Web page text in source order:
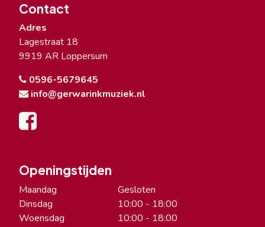
Contact
Adres
Lagestraat 18
9919 AR Loppersum
0596-5679645
info@gerwarinkmuziek.nl
Openingstijden
Maandag
Gesloten
Dinsdag
10:00 - 18:00
Woensdag
10:00 - 18:00